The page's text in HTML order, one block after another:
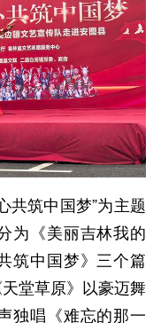
共筑中国梦”为主题
为《美丽吉林我的
筑中国梦》三个篇
堂草原》以豪迈舞
独唱《难忘的那一